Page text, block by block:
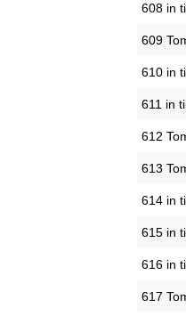
608 in
609
610 in
611 in
612
613
614 in
615 in
616 in
617